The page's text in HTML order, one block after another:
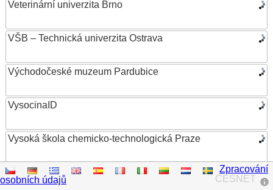
Veterinární univerzita Brno
VŠB – Technická univerzita Ostrava
Východočeské muzeum Pardubice
VysocinaID
Vysoká škola chemicko-technologická Praze
Vysoká škola ekonomická v Praze
CESNET
Zpracování
osobních údajů